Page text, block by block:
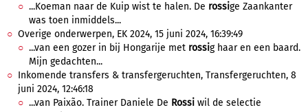
...Koeman naar de Kuip wist te halen. De rossige Zaankanter
was toen inmiddels...
Overige onderwerpen, EK 2024, 15 juni 2024, 16:39:49
...van een gozer in bij Hongarije met rossig haar en een baard.
Mijn gedachten...
Inkomende transfers & transfergeruchten, Transfergeruchten, 8
juni 2024, 12:46:18
...van Paixão. Trainer Daniele De Rossi wil de selectie